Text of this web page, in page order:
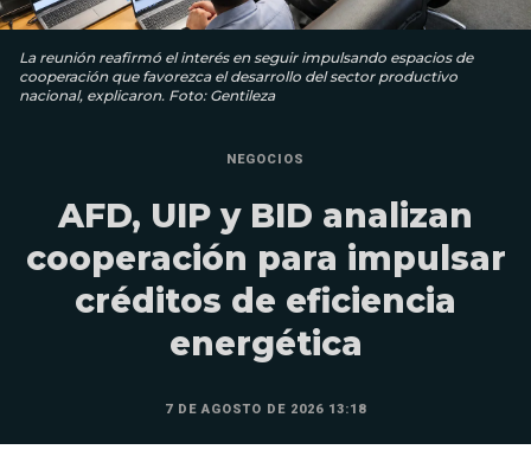
La reunión reafirmó el interés en seguir impulsando espacios de
cooperación que favorezca el desarrollo del sector productivo
nacional, explicaron. Foto: Gentileza
NEGOCIOS
AFD, UIP y BID analizan
cooperación para impulsar
créditos de eficiencia
energética
7 DE AGOSTO DE 2026 13:18